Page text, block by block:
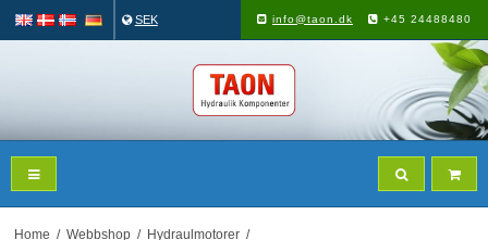
SEK info@taon.dk +45 24488480
Home / Webbshop / Hydraulmotorer /